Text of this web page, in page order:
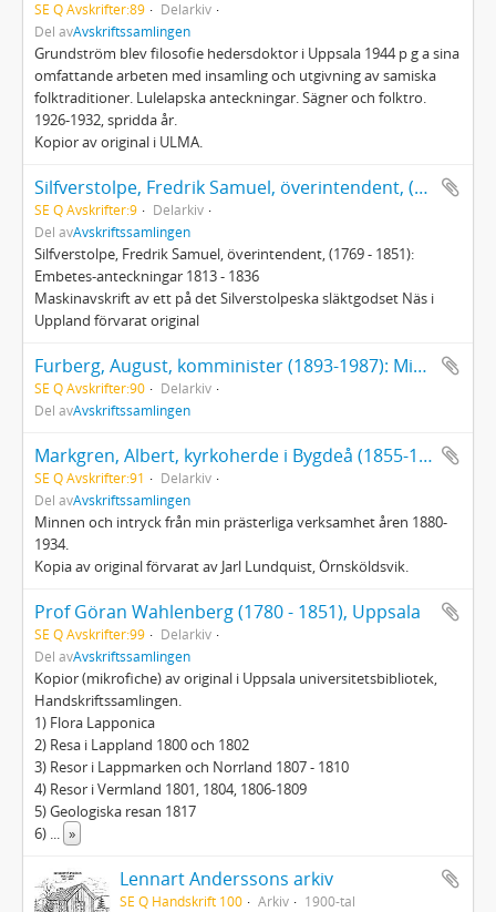
SE Q Avskrifter:89
Delarkiv
Del avAvskriftssamlingen
Grundström blev filosofie hedersdoktor i Uppsala 1944 p g a sina
omfattande arbeten med insamling och utgivning av samiska
folktraditioner. Lulelapska anteckningar. Sägner och folktro.
1926-1932, spridda år.
Kopior av original i ULMA.
Silfverstolpe, Fredrik Samuel, överintendent, (1769 - 1851): Embetes-anteckningar 1813 - 1836
SE Q Avskrifter:9
Delarkiv
Del avAvskriftssamlingen
Silfverstolpe, Fredrik Samuel, överintendent, (1769 - 1851):
Embetes-anteckningar 1813 - 1836
Maskinavskrift av ett på det Silverstolpeska släktgodset Näs i
Uppland förvarat original
Furberg, August, komminister (1893-1987): Minnen
SE Q Avskrifter:90
Delarkiv
Del avAvskriftssamlingen
Markgren, Albert, kyrkoherde i Bygdeå (1855-1940): Minnen
SE Q Avskrifter:91
Delarkiv
Del avAvskriftssamlingen
Minnen och intryck från min prästerliga verksamhet åren 1880-
1934.
Kopia av original förvarat av Jarl Lundquist, Örnsköldsvik.
Prof Göran Wahlenberg (1780 - 1851), Uppsala
SE Q Avskrifter:99
Delarkiv
Del avAvskriftssamlingen
Kopior (mikrofiche) av original i Uppsala universitetsbibliotek,
Handskriftssamlingen.
1) Flora Lapponica
2) Resa i Lappland 1800 och 1802
3) Resor i Lappmarken och Norrland 1807 - 1810
4) Resor i Vermland 1801, 1804, 1806-1809
5) Geologiska resan 1817
6) ... »
Lennart Anderssons arkiv
SE Q Handskrift 100 Arkiv 1900-tal